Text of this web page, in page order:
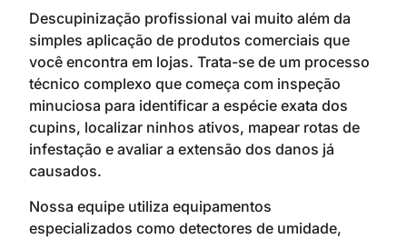
Descupinização profissional vai muito além da
simples aplicação de produtos comerciais que
você encontra em lojas. Trata-se de um processo
técnico complexo que começa com inspeção
minuciosa para identificar a espécie exata dos
cupins, localizar ninhos ativos, mapear rotas de
infestação e avaliar a extensão dos danos já
causados.
Nossa equipe utiliza equipamentos
especializados como detectores de umidade,